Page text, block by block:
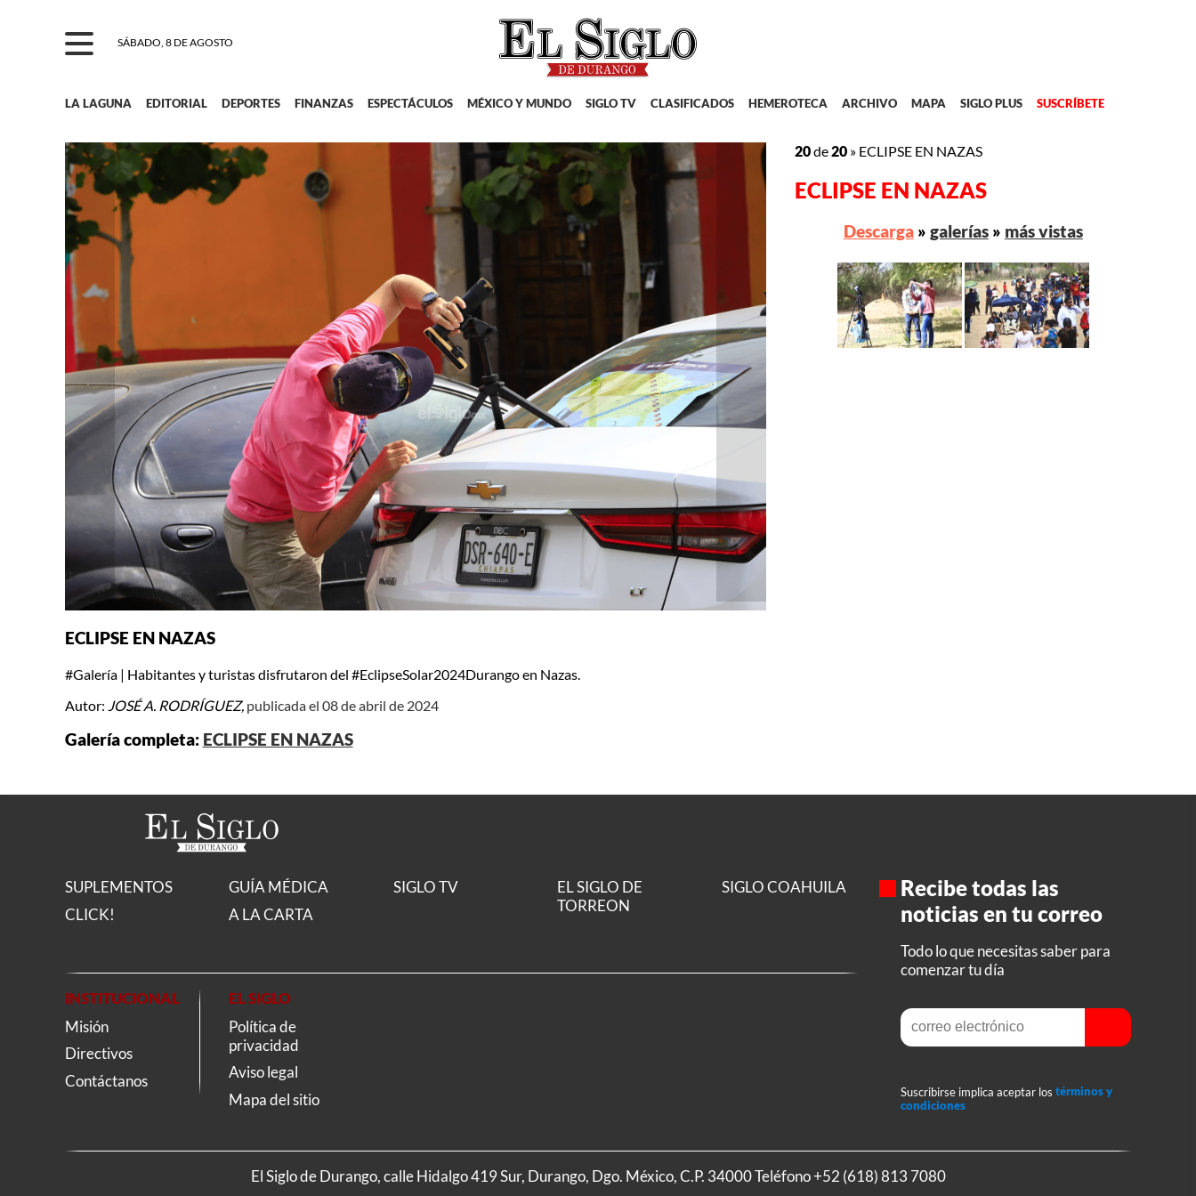
SÁBADO, 8 DE AGOSTO
LA LAGUNA EDITORIAL DEPORTES FINANZAS ESPECTÁCULOS MÉXICO Y MUNDO SIGLO TV CLASIFICADOS HEMEROTECA ARCHIVO MAPA SIGLO PLUS SUSCRÍBETE
ECLIPSE EN NAZAS
#Galería | Habitantes y turistas disfrutaron del #EclipseSolar2024Durango en Nazas.
Autor: JOSÉ A. RODRÍGUEZ, publicada el 08 de abril de 2024
Galería completa: ECLIPSE EN NAZAS
20de20 » ECLIPSE EN NAZAS
ECLIPSE EN NAZAS
Descarga» galerías» más vistas
SUPLEMENTOS
CLICK!
GUÍA MÉDICA
A LA CARTA
SIGLO TV
EL SIGLO DE
TORREON
SIGLO COAHUILA
INSTITUCIONAL
Misión
Directivos
Contáctanos
EL SIGLO
Política de
privacidad
Aviso legal
Mapa del sitio
Recibe todas las
noticias en tu correo
Todo lo que necesitas saber para
comenzar tu día
Suscribirse implica aceptar los términos y
condiciones
El Siglo de Durango, calle Hidalgo 419 Sur, Durango, Dgo. México, C.P. 34000 Teléfono+52 (618) 813 7080